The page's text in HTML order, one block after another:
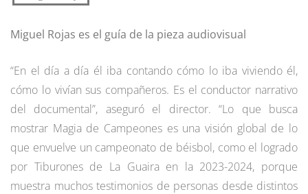
Miguel Rojas es el guía de la pieza audiovisual
“En el día a día él iba contando cómo lo iba viviendo él,
cómo lo vivían sus compañeros. Es el conductor narrativo
del documental”, aseguró el director. “Lo que busca
mostrar Magia de Campeones es una visión global de lo
que envuelve un campeonato de béisbol, como el logrado
por Tiburones de La Guaira en la 2023-2024, porque
muestra muchos testimonios de personas desde distintos